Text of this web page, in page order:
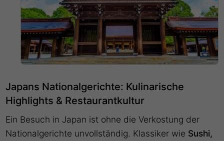
Japans Nationalgerichte: Kulinarische
Highlights & Restaurantkultur
Ein Besuch in Japan ist ohne die Verkostung der
Nationalgerichte unvollständig. Klassiker wie Sushi,